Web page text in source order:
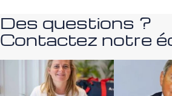
Des questions ?
Contactez notre